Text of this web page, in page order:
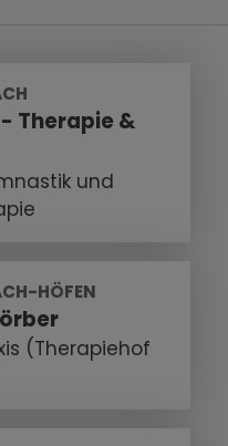
Therapie &
und
HÖFEN
(Therapiehof